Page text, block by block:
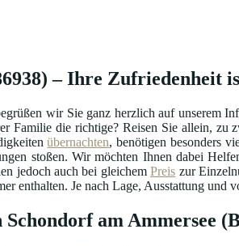
– Ihre Zufriedenheit
wir Sie ganz herzlich auf unserem
die richtige? Reisen Sie allein,
übernachten, benötigen besonders
stoßen. Wir möchten Ihnen dabei
jedoch auch bei gleichemPreis zur
enthalten. Je nach Lage, Ausstattung
am Ammersee